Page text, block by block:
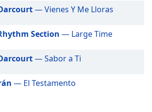
— Vienes Y Me Lloras
Section — Large Time
— Sabor a Ti
— El Testamento